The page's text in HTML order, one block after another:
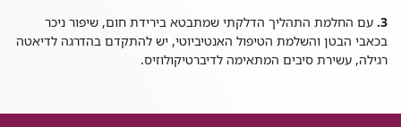
3. עם החלמת התהליך הדלקתי שמתבטא בירידת חום, שיפור ניכר
בכאבי הבטן והשלמת הטיפול האנטיביוטי, יש להתקדם בהדרגה לדיאטה
רגילה, עשירת סיבים המתאימה לדיברטיקולוזיס.